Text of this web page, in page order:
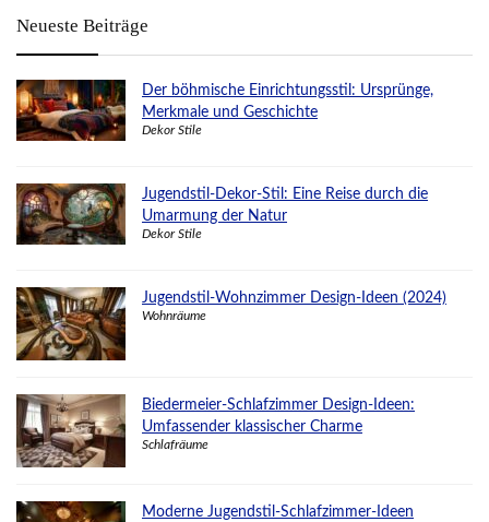
Neueste Beiträge
Der böhmische Einrichtungsstil: Ursprünge,
Merkmale und Geschichte
Dekor Stile
Jugendstil-Dekor-Stil: Eine Reise durch die
Umarmung der Natur
Dekor Stile
Jugendstil-Wohnzimmer Design-Ideen (2024)
Wohnräume
Biedermeier-Schlafzimmer Design-Ideen:
Umfassender klassischer Charme
Schlafräume
Moderne Jugendstil-Schlafzimmer-Ideen